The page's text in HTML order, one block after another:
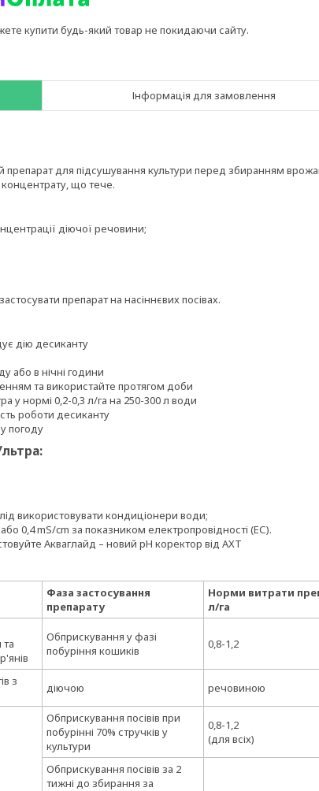
купити будь-який товар не покидаючи сайту.
Інформація для замовлення
препарат для підсушування культури перед збиранням
що тече.
діючої речовини;
препарат на насіннєвих посівах.
дію десиканту
або в нічні години
та використайте протягом доби
у нормі 0,2-0,3 л/га на 250-300 л води
роботи десиканту
погоду
використовувати кондиціонери води;
0,4 mS/cm за показником електропровідності (ЕС).
Акваглайд – новий pH коректор від АХТ
Фаза застосування
препарату
Норми витрати
л/га
Обприскування у фазі
побуріння кошиків
0,8-1,2
з
діючою речовиною
Обприскування посівів при
побурінні 70% стручків у
культури
0,8-1,2
(для всіх)
Обприскування посівів за 2
тижні до збирання за